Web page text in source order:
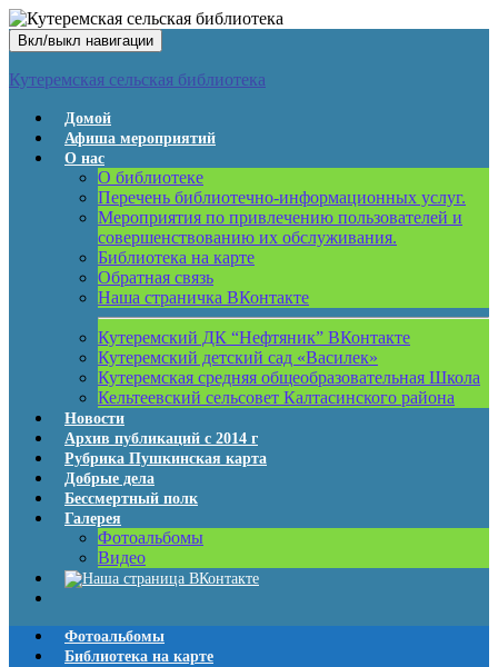
Вкл/выкл навигации
Кутеремская сельская библиотека
Домой
Афиша мероприятий
О нас
О библиотеке
Перечень библиотечно-информационных услуг.
Мероприятия по привлечению пользователей и
совершенствованию их обслуживания.
Библиотека на карте
Обратная связь
Наша страничка ВКонтакте
Кутеремский ДК “Нефтяник” ВКонтакте
Кутеремский детский сад «Василек»
Кутеремская средняя общеобразовательная Школа
Кельтеевский сельсовет Калтасинского района
Новости
Архив публикаций с 2014 г
Рубрика Пушкинская карта
Добрые дела
Бессмертный полк
Галерея
Фотоальбомы
Видео
Фотоальбомы
Библиотека на карте